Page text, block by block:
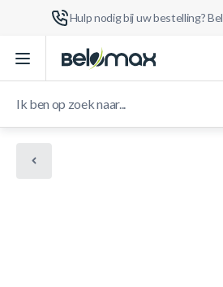
Hulp nodig bij uw bestelling? Bel
Ga naar de inhoud